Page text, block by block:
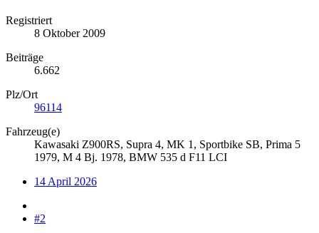
Registriert
8 Oktober 2009
Beiträge
6.662
Plz/Ort
96114
Fahrzeug(e)
Kawasaki Z900RS, Supra 4, MK 1, Sportbike SB, Prima 5
1979, M 4 Bj. 1978, BMW 535 d F11 LCI
14 April 2026
#2